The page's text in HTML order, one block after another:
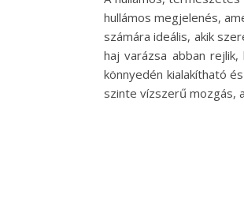
hullámos megjelenés,
számára ideális, akik
haj varázsa abban
könnyedén kialakítható
szinte vízszerű mozgás,